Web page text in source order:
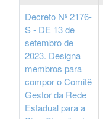
Decreto Nº 2176-
S - DE 13 de
setembro de
2023. Designa
membros para
compor o Comitê
Gestor da Rede
Estadual para a